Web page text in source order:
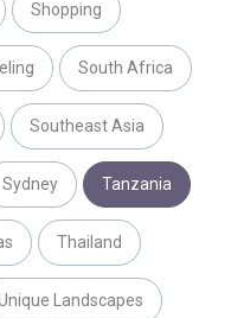
Shopping
South Africa
Southeast Asia
Sydney Tanzania
Thailand
Landscapes